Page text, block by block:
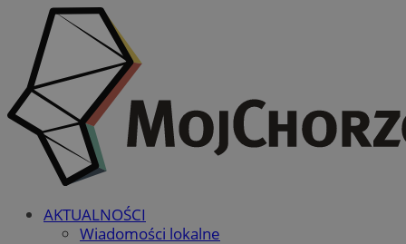
AKTUALNOŚCI
Wiadomości lokalne